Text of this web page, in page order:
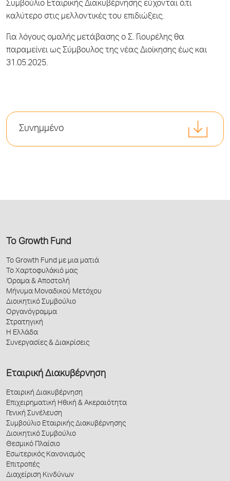
Συμβούλιο Εταιρικής Διακυβέρνησης εύχονται ό,τι
καλύτερο στις μελλοντικές του επιδιώξεις.
Για λόγους ομαλής μετάβασης ο Σ. Γιουρέλης θα
παραμείνει ως Σύμβουλος της νέας Διοίκησης έως και
31.05.2025.
Συνημμένο
Το Growth Fund
Το Growth Fund με μια ματιά
Το Χαρτοφυλάκιό μας
Όραμα & Αποστολή
Μήνυμα Μοναδικού Μετόχου
Διοικητικό Συμβούλιο
Οργανόγραμμα
Στρατηγική
Η Ελλάδα
Συνεργασίες & Διακρίσεις
Εταιρική Διακυβέρνηση
Εταιρική Διακυβέρνηση
Επιχειρηματική Ηθική & Ακεραιότητα
Γενική Συνέλευση
Συμβούλιο Εταιρικής Διακυβέρνησης
Διοικητικό Συμβούλιο
Θεσμικό Πλαίσιο
Εσωτερικός Κανονισμός
Επιτροπές
Διαχείριση Κινδύνων